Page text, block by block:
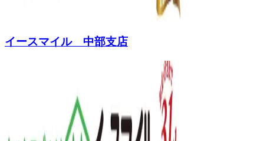
イースマイル 中部支店